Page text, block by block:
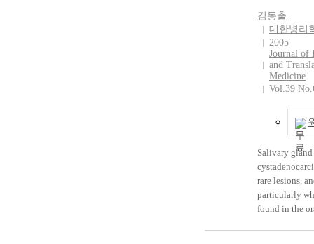
included 87
consecutively
patients with
and III AGC.
statistically
difference in
criteria where
90% of
positive for
accepted as
other
prognosis
invasion,
could not find
김동출
대한병리
2005
Journal of
and
Medicine
Vol.39
Salivary
rare lesions,
particularly
found in the